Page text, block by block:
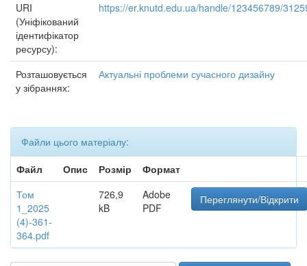
URI
(Уніфікований
ідентифікатор
ресурсу):
https://er.knutd.edu.ua/handle/123456789/
Розташовується
у зібраннях:
Актуальні проблеми сучасного дизайну
Файли цього матеріалу:
Файл
Опис Розмір
Формат
Том
1_2025
(4)-361-
364.pdf
726,9
kB
Adobe
PDF
Переглянути/Відкрити